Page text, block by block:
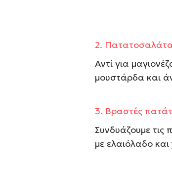
2. Πατατοσαλάτα
Αντί για
μουστάρδα και
3. Βραστές
Συνδυάζουμε τις
με ελαιόλαδο και